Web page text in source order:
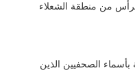
من منطقة الشعلاء
بأسماء الصحفيين الذين